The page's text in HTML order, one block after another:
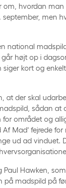
hvordan man
men
national
højt op i
kort og
at der skal
sådan at
området og
Mad’ fejrede
ud ad vinduet.
Hawken,
madspild på